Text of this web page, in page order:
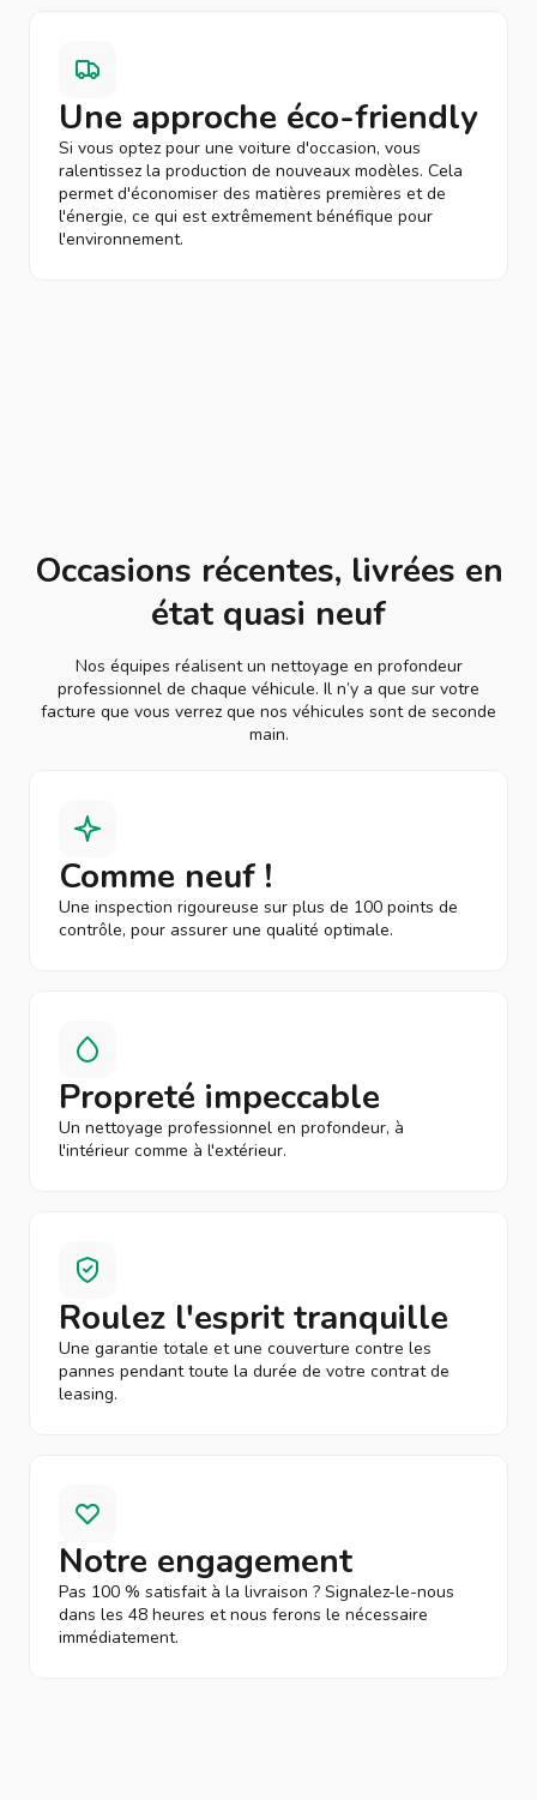
Une approche éco-friendly
Si vous optez pour une voiture d'occasion, vous
ralentissez la production de nouveaux modèles. Cela
permet d'économiser des matières premières et de
l'énergie, ce qui est extrêmement bénéfique pour
l'environnement.
Occasions récentes, livrées en
état quasi neuf
Nos équipes réalisent un nettoyage en profondeur
professionnel de chaque véhicule. Il n’y a que sur votre
facture que vous verrez que nos véhicules sont de seconde
main.
Comme neuf !
Une inspection rigoureuse sur plus de 100 points de
contrôle, pour assurer une qualité optimale.
Propreté impeccable
Un nettoyage professionnel en profondeur, à
l'intérieur comme à l'extérieur.
Roulez l'esprit tranquille
Une garantie totale et une couverture contre les
pannes pendant toute la durée de votre contrat de
leasing.
Notre engagement
Pas 100 % satisfait à la livraison ? Signalez-le-nous
dans les 48 heures et nous ferons le nécessaire
immédiatement.